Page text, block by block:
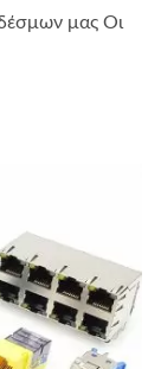
μας Οι